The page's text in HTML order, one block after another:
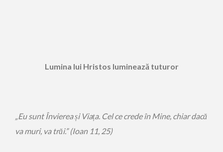
Lumina lui Hristos luminează tuturor
„Eu sunt Învierea și Viața. Cel ce crede în Mine, chiar dacă
va muri, va trăi.” (Ioan 11, 25)